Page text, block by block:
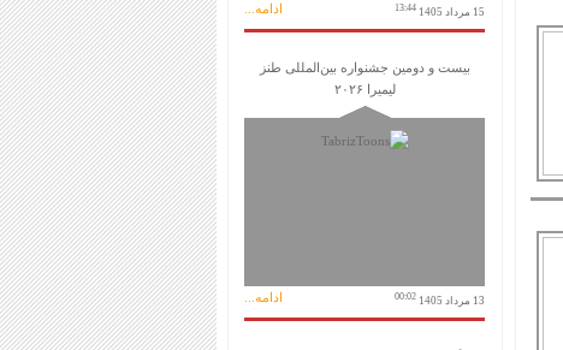
15 مرداد 1405 13:44 ادامه...
بیست و دومین جشنواره بین‌المللی طنز
لیمیرا ۲۰۲۶
13 مرداد 1405 00:02 ادامه...